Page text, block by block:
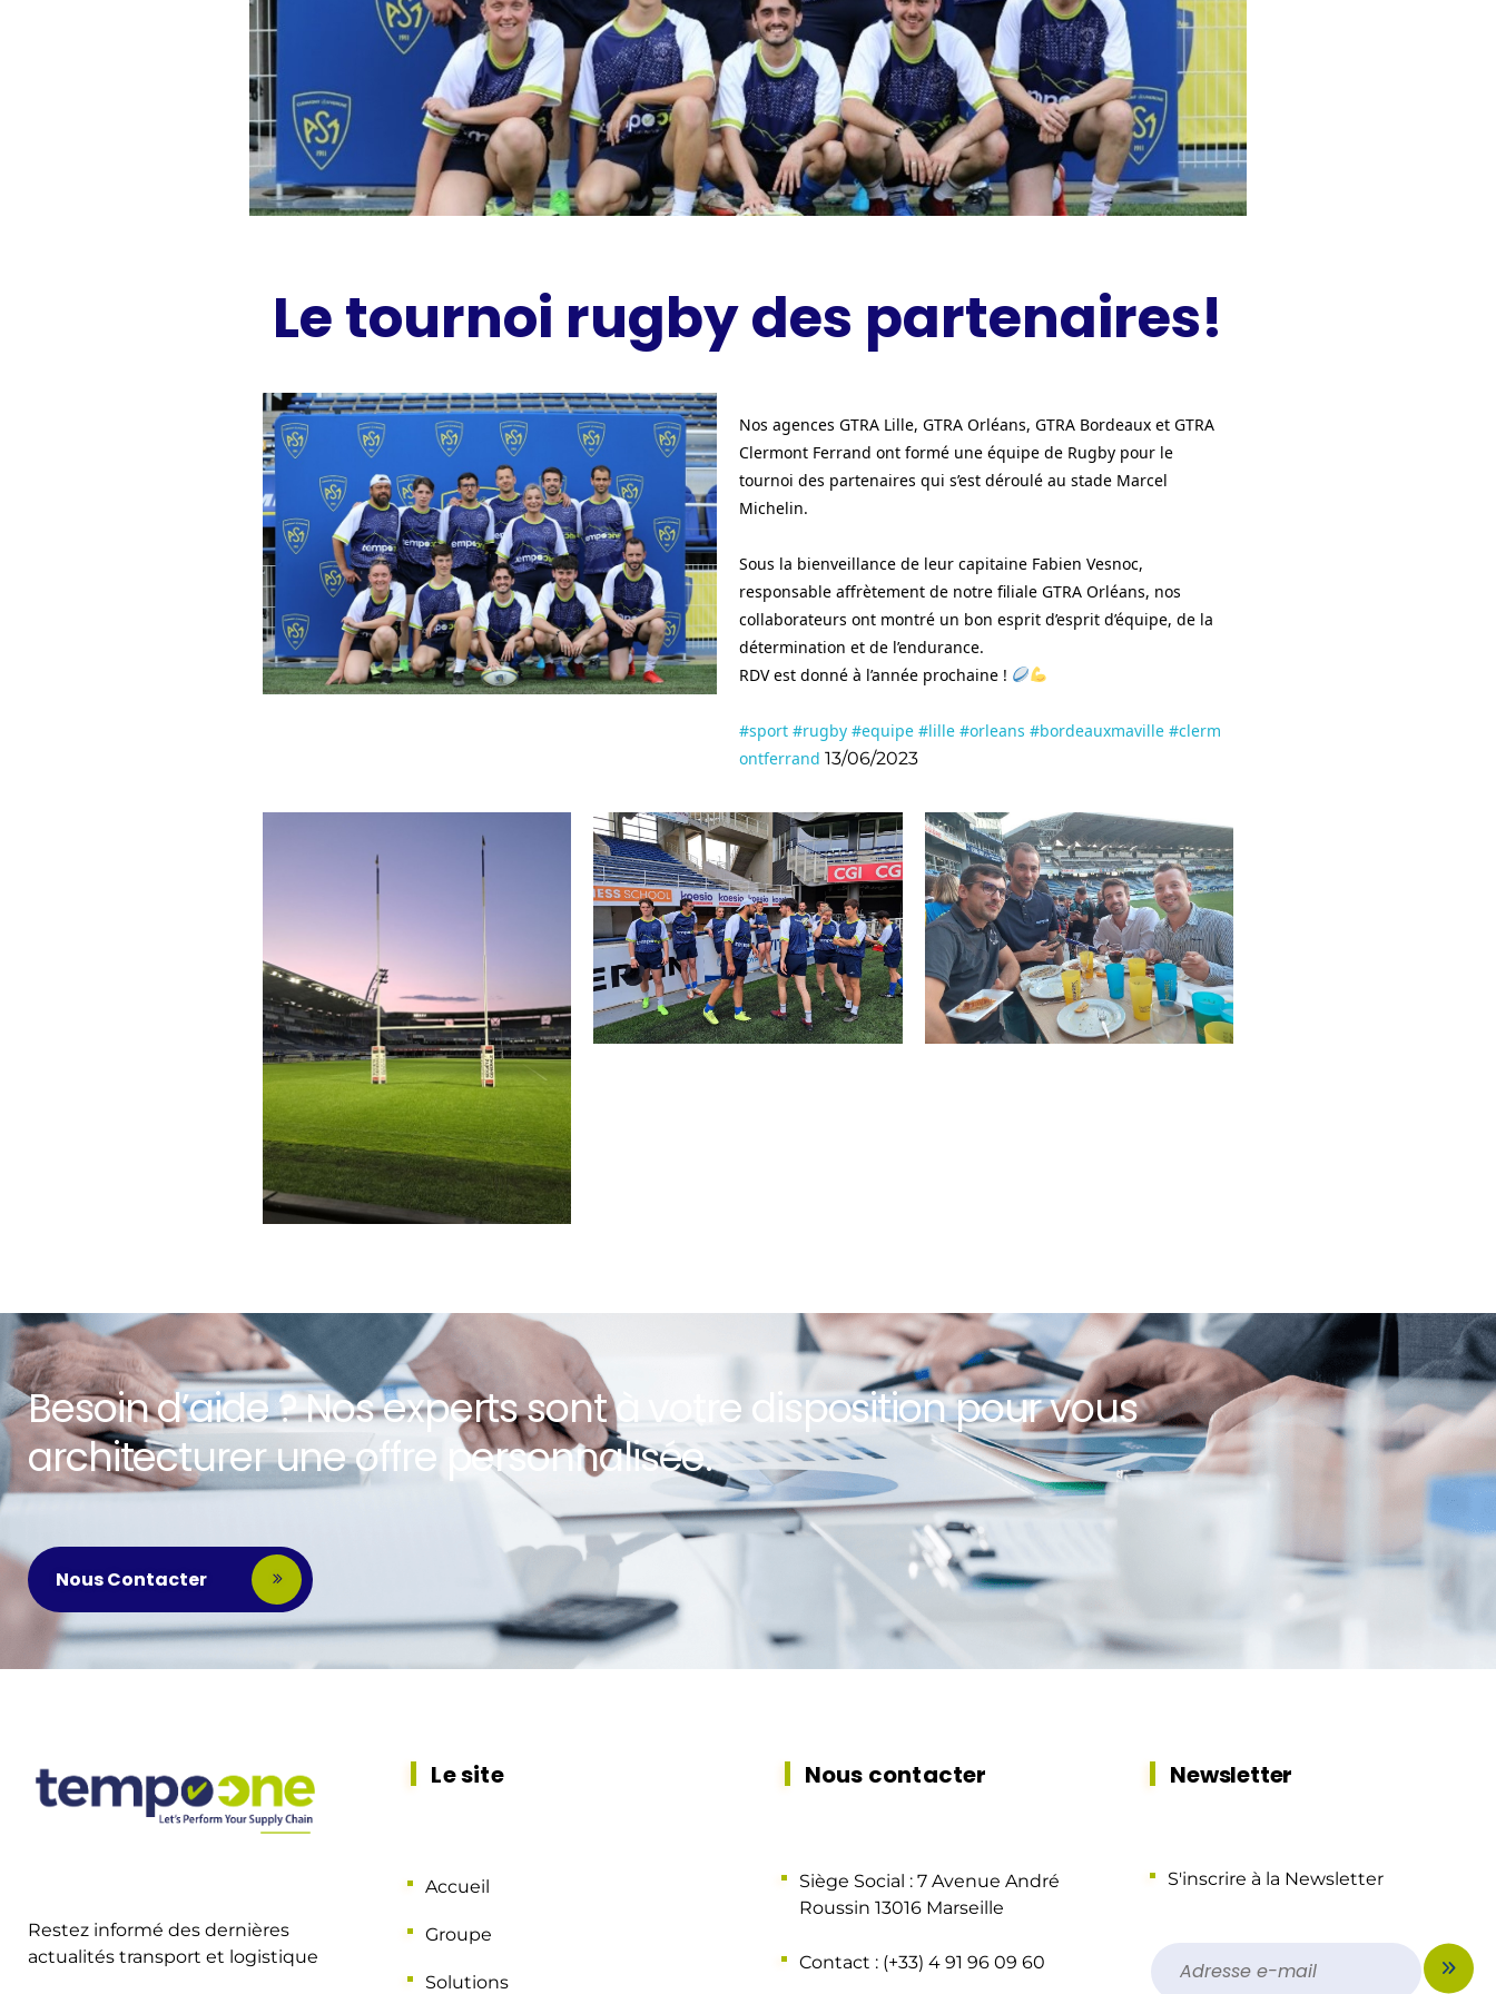
Le tournoi rugby des partenaires!
Nos agences GTRA Lille, GTRA Orléans, GTRA Bordeaux et GTRA
Clermont Ferrand ont formé une équipe de Rugby pour le
tournoi des partenaires qui s’est déroulé au stade Marcel
Michelin.
Sous la bienveillance de leur capitaine Fabien Vesnoc,
responsable affrètement de notre filiale GTRA Orléans, nos
collaborateurs ont montré un bon esprit d’esprit d’équipe, de la
détermination et de l’endurance.
RDV est donné à l’année prochaine !
#sport #rugby #equipe #lille #orleans #bordeauxmaville #clerm
ontferrand 13/06/2023
Besoin d’aide ? Nos experts sont à votre disposition pour vous
architecturer une offre personnalisée.
Nous Contacter
Restez informé des dernières
actualités transport et logistique
Le site
Accueil
Groupe
Solutions
Nous contacter
Siège Social : 7 Avenue André
Roussin 13016 Marseille
Contact : (+33) 4 91 96 09 60
Newsletter
S'inscrire à la Newsletter